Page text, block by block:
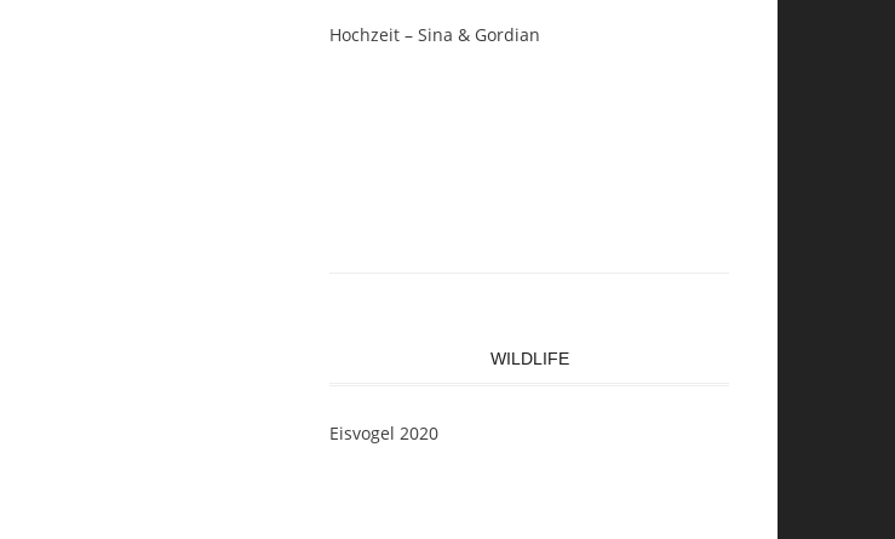
Hochzeit – Sina & Gordian
WILDLIFE
Eisvogel 2020